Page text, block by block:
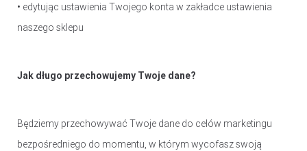
• edytując ustawienia Twojego konta w zakładce ustawienia
naszego sklepu
Jak długo przechowujemy Twoje dane?
Będziemy przechowywać Twoje dane do celów marketingu
bezpośredniego do momentu, w którym wycofasz swoją